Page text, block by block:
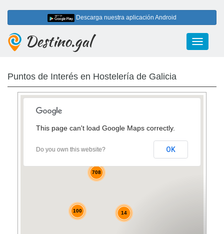
Descarga nuestra aplicación Android
Toggle
Destino.gal
Puntos de Interés en Hostelería de Galicia
708
14
100
33 23
This page can't load Google Maps correctly.
Do you own this website? OK